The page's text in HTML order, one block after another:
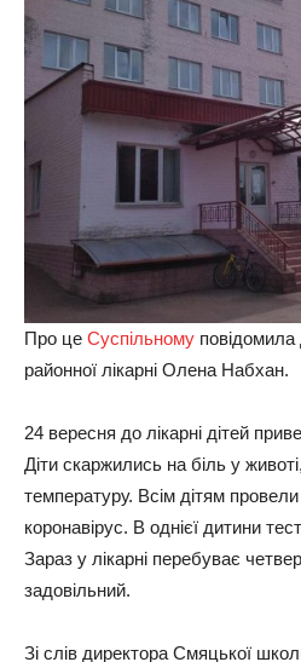
Про це Суспільному повідомила
районної лікарні Олена Набхан.
24 вересня до лікарні дітей
Діти скаржились на біль у
температуру. Всім дітям
коронавірус. В однієї дитини
Зараз у лікарні перебуває
задовільний.
Зі слів директора Смяцької